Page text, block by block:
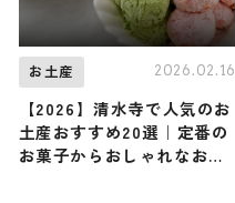
お土産 2026.02.16
【2026】清水寺で人気のお
土産おすすめ20選｜定番の
お菓子からおしゃれなお土